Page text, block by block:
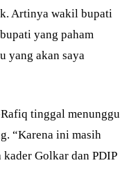
Artinya wakil bupati
yang paham
yang akan saya
tinggal menunggu
“Karena ini masih
kader Golkar dan PDIP